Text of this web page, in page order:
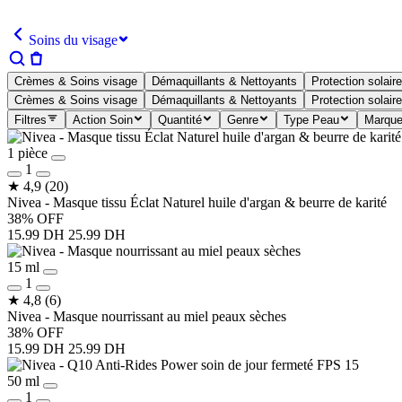
Soins du visage
Crèmes & Soins visage Démaquillants & Nettoyants
Protection solaire
Crèmes & Soins visage
Démaquillants & Nettoyants
Protection solaire
Filtres
Action Soin Quantité Genre Type Peau Marque
1 pièce
1
★ 4,9 (20)
Nivea - Masque tissu Éclat Naturel huile d'argan & beurre de karité
38% OFF
15.99 DH 25.99 DH
15 ml
1
★ 4,8 (6)
Nivea - Masque nourrissant au miel peaux sèches
38% OFF
15.99 DH 25.99 DH
50 ml
1